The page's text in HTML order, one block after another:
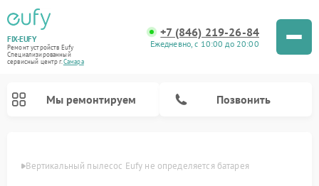
FIX-EUFY
Ремонт устройств Eufy
Специализированный
cервисный центр г.Самара
+7 (846) 219-26-84
Ежедневно, с 10:00 до 20:00
Мы ремонтируем Позвонить
Вертикальный пылесос Eufy не определяется батарея